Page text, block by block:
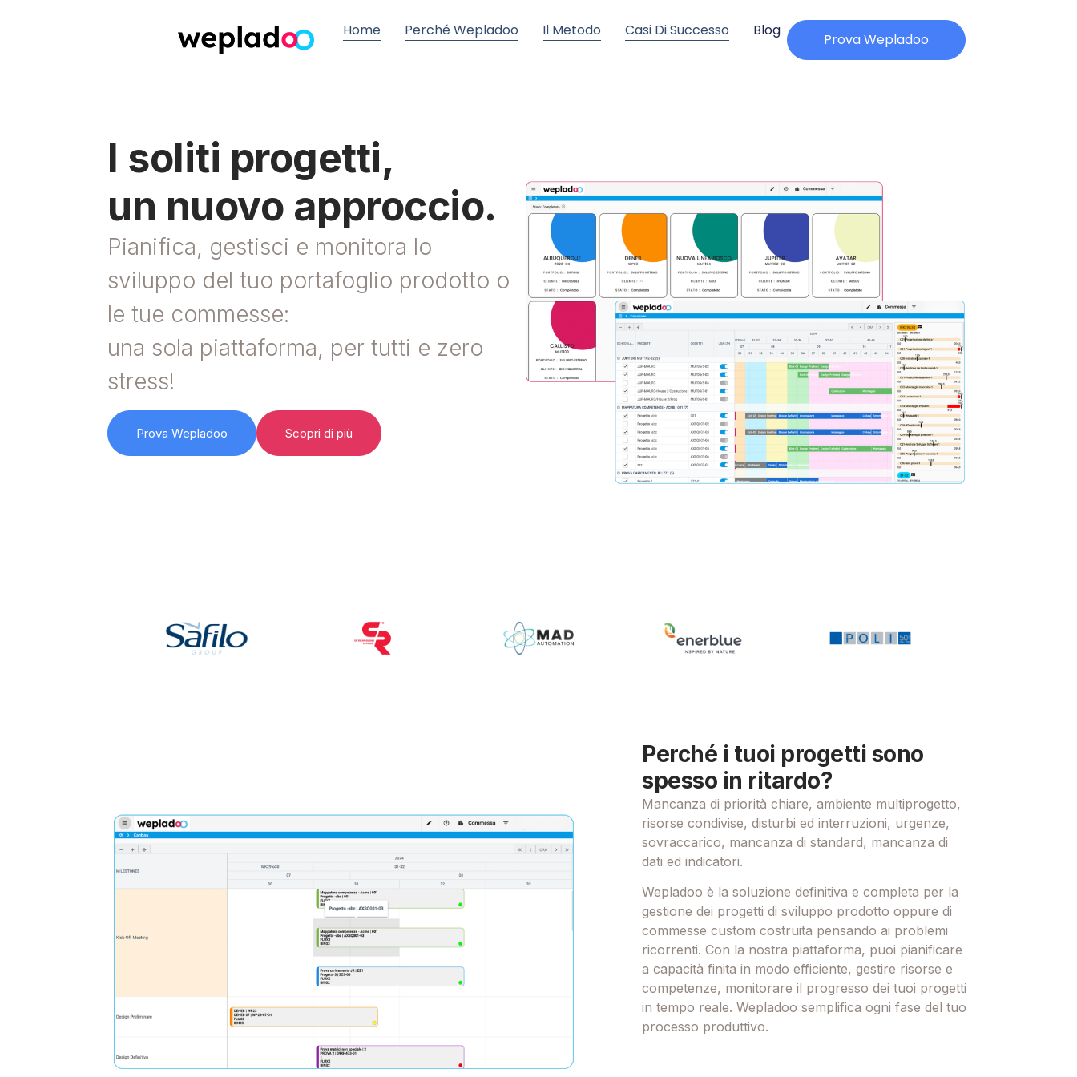
Home Perché Wepladoo Il Metodo Casi Di Successo Blog
Prova Wepladoo
I soliti progetti,
un nuovo approccio.
Pianifica, gestisci e monitora lo
sviluppo del tuo portafoglio prodotto o
le tue commesse:
una sola piattaforma, per tutti e zero
stress!
Prova Wepladoo Scopri di più
Perché i tuoi progetti sono
spesso in ritardo?
Mancanza di priorità chiare, ambiente multiprogetto,
risorse condivise, disturbi ed interruzioni, urgenze,
sovraccarico, mancanza di standard, mancanza di
dati ed indicatori.
Wepladoo è la soluzione definitiva e completa per la
gestione dei progetti di sviluppo prodotto oppure di
commesse custom costruita pensando ai problemi
ricorrenti. Con la nostra piattaforma, puoi pianificare
a capacità finita in modo efficiente, gestire risorse e
competenze, monitorare il progresso dei tuoi progetti
in tempo reale. Wepladoo semplifica ogni fase del tuo
processo produttivo.